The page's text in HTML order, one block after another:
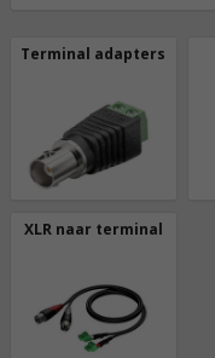
Terminal adapters
XLR naar terminal